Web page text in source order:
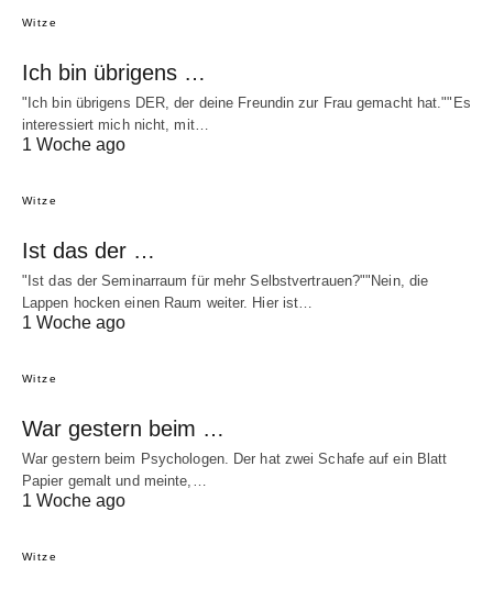
Witze
Ich bin übrigens …
"Ich bin übrigens DER, der deine Freundin zur Frau gemacht hat.""Es
interessiert mich nicht, mit…
1 Woche ago
Witze
Ist das der …
"Ist das der Seminarraum für mehr Selbstvertrauen?""Nein, die
Lappen hocken einen Raum weiter. Hier ist…
1 Woche ago
Witze
War gestern beim …
War gestern beim Psychologen. Der hat zwei Schafe auf ein Blatt
Papier gemalt und meinte,…
1 Woche ago
Witze